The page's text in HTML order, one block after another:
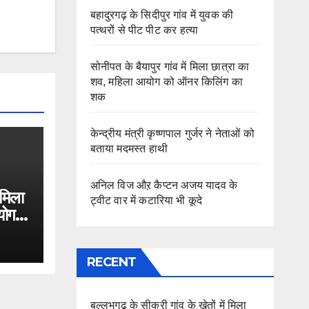
बहादुरगढ़ के सिदीपुर गांव में युवक की
पत्थरों से पीट पीट कर हत्या
सोनीपत के बैयापुर गांव में मिला छात्रा का
शव, महिला आयोग को ऑनर किलिंग का
शक
केन्द्रीय मंत्री कृष्णपाल गुर्जर ने नेताओं को
बताया मदमस्त हाथी
अनिल विज औऱ कैप्टन अजय यादव के
ट्वीट वार में कटारिया भी कूदे
RECENT
बल्लभगढ़ के सीकरी गांव के खेतों में मिला